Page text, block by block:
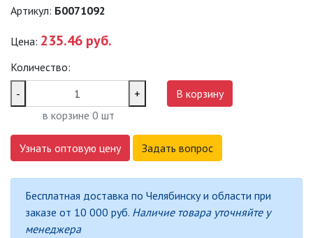
САДОВЫЕ СВЕТИЛЬНИКИ
СВЕТИЛЬНИКИ
СВЕТИЛЬНИКИ ДЛЯ РОСТА
РАСТЕНИЙ (ФИТОСВЕТИЛЬНИКИ)
АКСЕССУАРЫ ДЛЯ
ЭЛЕКТРОМОНТАЖА
Артикул: Б0071092
Цена: 235.46 руб.
Количество:
-
+
в корзине 0 шт
В корзину
Узнать оптовую цену Задать вопрос
Бесплатная доставка по Челябинску и области при
заказе от 10 000 руб. Наличие товара уточняйте у
менеджера